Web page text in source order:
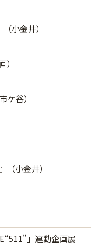
小金井）
ケ谷）
（小金井）
」連動企画展